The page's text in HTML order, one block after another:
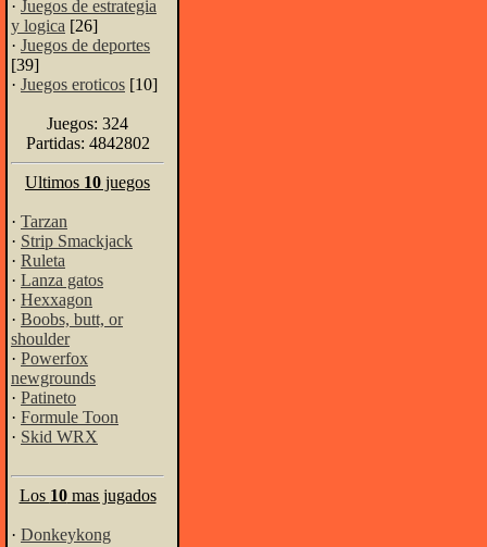
· Juegos de estrategia
y logica [26]
· Juegos de deportes
[39]
· Juegos eroticos [10]
Juegos: 324
Partidas: 4842802
Ultimos 10 juegos
· Tarzan
· Strip Smackjack
· Ruleta
· Lanza gatos
· Hexxagon
· Boobs, butt, or
shoulder
· Powerfox
newgrounds
· Patineto
· Formule Toon
· Skid WRX
Los 10mas jugados
· Donkeykong